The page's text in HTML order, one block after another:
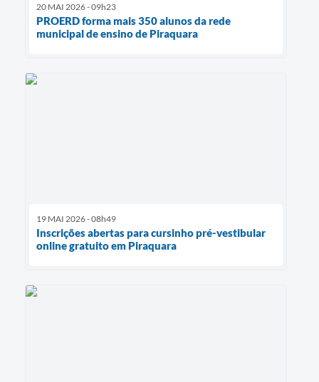
20 MAI 2026 - 09h23
PROERD forma mais 350 alunos da rede
municipal de ensino de Piraquara
19 MAI 2026 - 08h49
Inscrições abertas para cursinho pré-vestibular
online gratuito em Piraquara